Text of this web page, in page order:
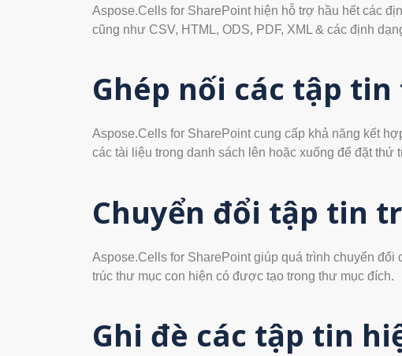
Aspose.Cells for SharePoint hiện hỗ trợ hầu hết các
cũng như CSV, HTML, ODS, PDF, XML & các định
Ghép nối các tập
Aspose.Cells for SharePoint cung cấp khả năng kết
các tài liệu trong danh sách lên hoặc xuống để đặt thứ
Chuyển đổi tập tin
Aspose.Cells for SharePoint giúp quá trình chuyển
trúc thư mục con hiện có được tạo trong thư mục đích.
Ghi đè các tập tin